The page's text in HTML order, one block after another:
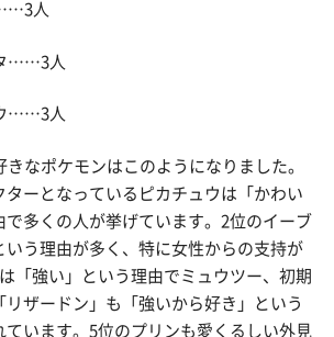
人
……3人
……3人
なポケモンはこのようになりました。
ターとなっているピカチュウは「かわい
で多くの人が挙げています。2位のイーブ
いう理由が多く、特に女性からの支持が
「強い」という理由でミュウツー、初期
リザードン」も「強いから好き」という
ています。5位のプリンも愛くるしい外見